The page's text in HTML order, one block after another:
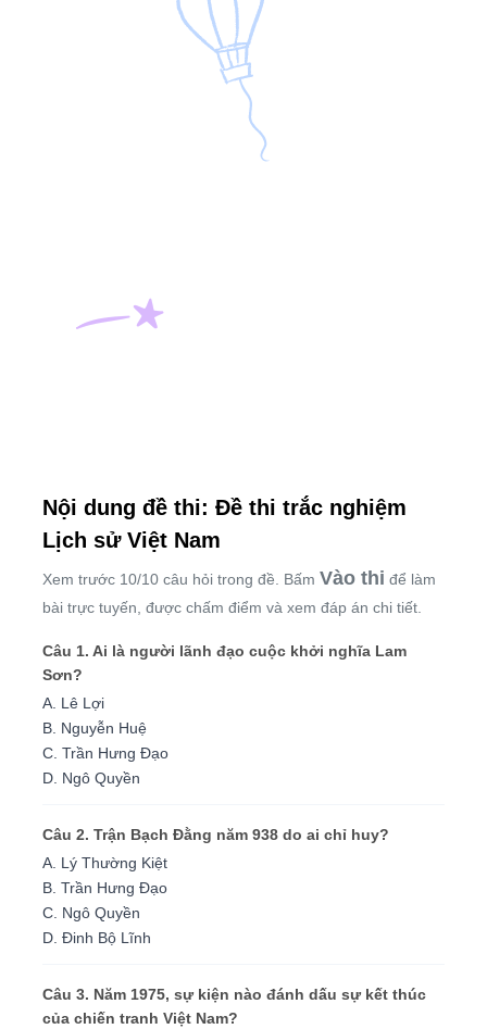
Nội dung đề thi: Đề thi trắc nghiệm
Lịch sử Việt Nam
Xem trước 10/10 câu hỏi trong đề. Bấm Vào thi để làm
bài trực tuyến, được chấm điểm và xem đáp án chi tiết.
Câu 1. Ai là người lãnh đạo cuộc khởi nghĩa Lam
Sơn?
A. Lê Lợi
B. Nguyễn Huệ
C. Trần Hưng Đạo
D. Ngô Quyền
Câu 2. Trận Bạch Đằng năm 938 do ai chỉ huy?
A. Lý Thường Kiệt
B. Trần Hưng Đạo
C. Ngô Quyền
D. Đinh Bộ Lĩnh
Câu 3. Năm 1975, sự kiện nào đánh dấu sự kết thúc
của chiến tranh Việt Nam?